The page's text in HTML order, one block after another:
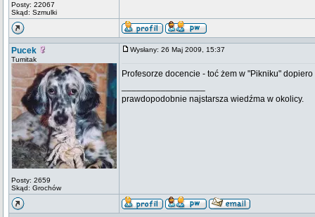
Posty: 22067
Skąd: Szmulki
Pucek
Tumitak
Posty: 2659
Skąd: Grochów
Wysłany: 26 Maj 2009, 15:37
Profesorze docencie - toć żem w "Pikniku"
prawdopodobnie najstarsza wiedźma w okolicy.